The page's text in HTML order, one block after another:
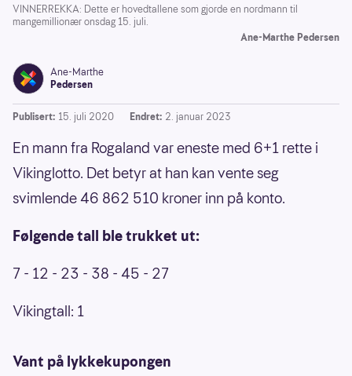
VINNERREKKA: Dette er hovedtallene som gjorde en nordmann til
mangemillionær onsdag 15. juli.
Ane-Marthe Pedersen
Ane-Marthe
Pedersen
Publisert: 15. juli 2020 Endret: 2. januar 2023
En mann fra Rogaland var eneste med 6+1 rette i
Vikinglotto. Det betyr at han kan vente seg
svimlende 46 862 510 kroner inn på konto.
Følgende tall ble trukket ut:
7 - 12 - 23 - 38 - 45 - 27
Vikingtall: 1
Vant på lykkekupongen